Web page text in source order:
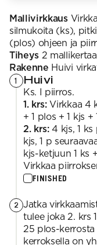
Mallivirkkaus
silmukoita (ks),
(plos) ohjeen ja
Tiheys 2
Rakenne Huivi
1 Huivi
Ks. I piirros.
1. krs:Virkkaa 4
+ 1 plos + 1 kjs
2. krs:4 kjs, 1 ks
kjs, 1 p
kjs-ketjuun 1 ks
Virkkaa
FINISHED
2 Jatka
tulee joka 2. krs
25 plos-kerrosta
kerroksella on